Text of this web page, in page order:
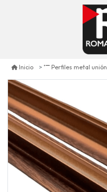
Inicio Perfiles metal unión